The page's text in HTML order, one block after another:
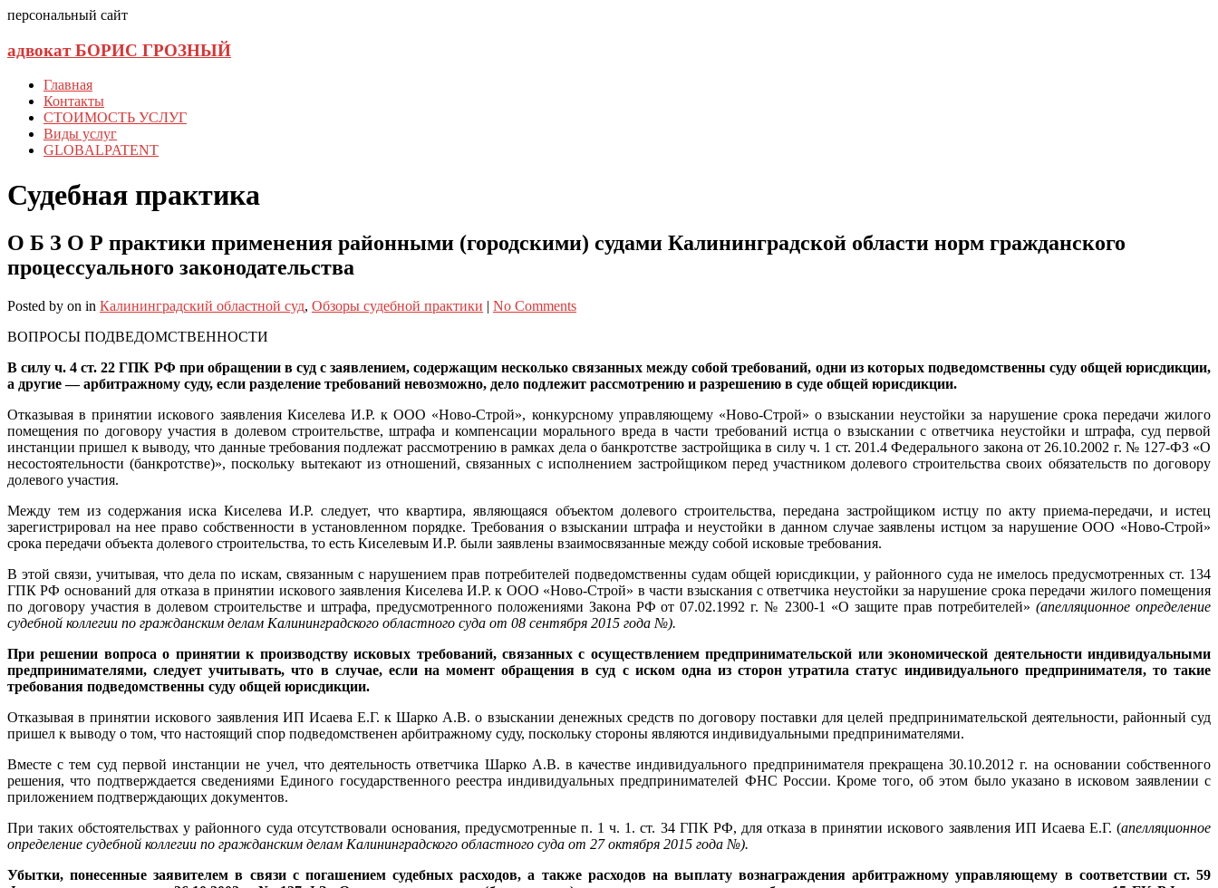
персональный сайт
адвокат БОРИС ГРОЗНЫЙ
Главная
Контакты
СТОИМОСТЬ УСЛУГ
Виды услуг
GLOBALPATENT
Судебная практика
О Б З О Р практики применения районными (городскими) судами Калининградской области норм гражданского
процессуального законодательства
Posted by on in Калининградский областной суд, Обзоры судебной практики | No Comments
ВОПРОСЫ ПОДВЕДОМСТВЕННОСТИ
В силу ч. 4 ст. 22 ГПК РФ при обращении в суд с заявлением, содержащим несколько связанных между собой требований, одни из которых подведомственны суду общей юрисдикции,
а другие — арбитражному суду, если разделение требований невозможно, дело подлежит рассмотрению и разрешению в суде общей юрисдикции.
Отказывая в принятии искового заявления Киселева И.Р. к ООО «Ново-Строй», конкурсному управляющему «Ново-Строй» о взыскании неустойки за нарушение срока передачи жилого
помещения по договору участия в долевом строительстве, штрафа и компенсации морального вреда в части требований истца о взыскании с ответчика неустойки и штрафа, суд первой
инстанции пришел к выводу, что данные требования подлежат рассмотрению в рамках дела о банкротстве застройщика в силу ч. 1 ст. 201.4 Федерального закона от 26.10.2002 г. № 127-ФЗ «О
несостоятельности (банкротстве)», поскольку вытекают из отношений, связанных с исполнением застройщиком перед участником долевого строительства своих обязательств по договору
долевого участия.
Между тем из содержания иска Киселева И.Р. следует, что квартира, являющаяся объектом долевого строительства, передана застройщиком истцу по акту приема-передачи, и истец
зарегистрировал на нее право собственности в установленном порядке. Требования о взыскании штрафа и неустойки в данном случае заявлены истцом за нарушение ООО «Ново-Строй»
срока передачи объекта долевого строительства, то есть Киселевым И.Р. были заявлены взаимосвязанные между собой исковые требования.
В этой связи, учитывая, что дела по искам, связанным с нарушением прав потребителей подведомственны судам общей юрисдикции, у районного суда не имелось предусмотренных ст. 134
ГПК РФ оснований для отказа в принятии искового заявления Киселева И.Р. к ООО «Ново-Строй» в части взыскания с ответчика неустойки за нарушение срока передачи жилого помещения
по договору участия в долевом строительстве и штрафа, предусмотренного положениями Закона РФ от 07.02.1992 г. № 2300-1 «О защите прав потребителей»(апелляционное определение
судебной коллегии по гражданским делам Калининградского областного суда от 08 сентября 2015 года №).
При решении вопроса о принятии к производству исковых требований, связанных с осуществлением предпринимательской или экономической деятельности индивидуальными
предпринимателями, следует учитывать, что в случае, если на момент обращения в суд с иском одна из сторон утратила статус индивидуального предпринимателя, то такие
требования подведомственны суду общей юрисдикции.
Отказывая в принятии искового заявления ИП Исаева Е.Г. к Шарко А.В. о взыскании денежных средств по договору поставки для целей предпринимательской деятельности, районный суд
пришел к выводу о том, что настоящий спор подведомственен арбитражному суду, поскольку стороны являются индивидуальными предпринимателями.
Вместе с тем суд первой инстанции не учел, что деятельность ответчика Шарко А.В. в качестве индивидуального предпринимателя прекращена 30.10.2012 г. на основании собственного
решения, что подтверждается сведениями Единого государственного реестра индивидуальных предпринимателей ФНС России. Кроме того, об этом было указано в исковом заявлении с
приложением подтверждающих документов.
При таких обстоятельствах у районного суда отсутствовали основания, предусмотренные п. 1 ч. 1. ст. 34 ГПК РФ, для отказа в принятии искового заявления ИП Исаева Е.Г. (апелляционное
определение судебной коллегии по гражданским делам Калининградского областного суда от 27 октября 2015 года №).
Убытки, понесенные заявителем в связи с погашением судебных расходов, а также расходов на выплату вознаграждения арбитражному управляющему в соответствии ст. 59